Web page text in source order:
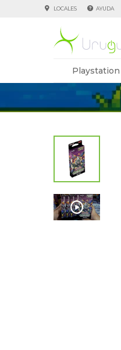
Playstation
LOCALES AYUDA